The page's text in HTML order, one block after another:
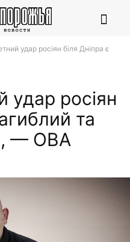
удар росіян біля Дніпра є
удар росіян
та
— ОВА